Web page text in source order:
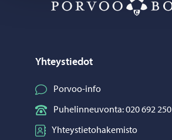
Yhteystiedot
Porvoo-info
Puhelinneuvonta: 020 692 250
Yhteystietohakemisto